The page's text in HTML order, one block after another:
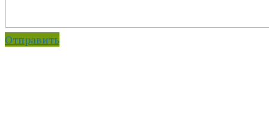
Отправить